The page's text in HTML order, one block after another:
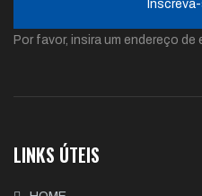
Por favor, insira um endereço de
LINKS ÚTEIS